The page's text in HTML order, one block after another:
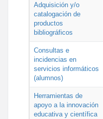
Adquisición y/o
catalogación de
productos
bibliográficos
Consultas e
incidencias en
servicios informáticos
(alumnos)
Herramientas de
apoyo a la innovación
educativa y científica